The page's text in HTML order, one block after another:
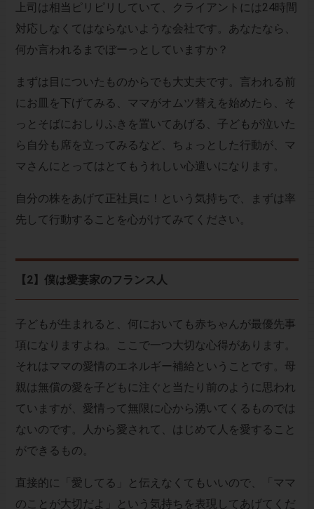
上司は相当ピリピリしていて、クライアントには24時間
対応しなくてはならないような会社です。あなたなら、
何か言われるまでぼーっとしていますか？
まずは目についたものからでも大丈夫です。言われる前
にお皿を下げてみる、ママがオムツ替えを始めたら、そ
っとそばにおしりふきを置いてあげる、子どもが泣いた
ら自分も席を立ってみるなど、ちょっとした行動が、マ
マさんにとってはとてもうれしい心遣いになります。
自分の株をあげて正社員に！という気持ちで、まずは率
先して行動することを心がけてみてください。
【2】僕は愛妻家のフランス人
子どもが生まれると、何においても赤ちゃんが最優先事
項になりますよね。ここで一つ大切な心得があります。
それはママの愛情のエネルギー補給ということです。母
親は無償の愛を子どもに注ぐと当たり前のように思われ
ていますが、愛情って無限に心から湧いてくるものでは
ないのです。人から愛されて、はじめて人を愛すること
ができるもの。
直接的に「愛してる」と伝えなくてもいいので、「ママ
のことが大切だよ」という気持ちを表現してあげてくだ